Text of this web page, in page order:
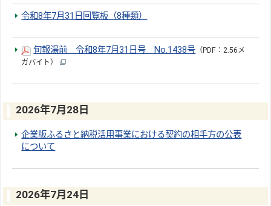
令和8年7月31日回覧板（8種類）
旬報湯前 令和8年7月31日号 No.1438号 （PDF：2.56メ
ガバイト）
2026年7月28日
企業版ふるさと納税活用事業における契約の相手方の公表
について
2026年7月24日